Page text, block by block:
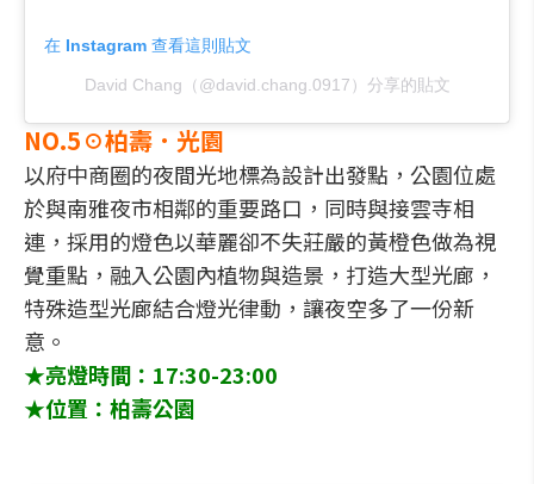
在 Instagram 查看這則貼文
David Chang（@david.chang.0917）分享的貼文
NO.5☉柏壽．光園
以府中商圈的夜間光地標為設計出發點，公園位處
於與南雅夜市相鄰的重要路口，同時與接雲寺相
連，採用的燈色以華麗卻不失莊嚴的黃橙色做為視
覺重點，融入公園內植物與造景，打造大型光廊，
特殊造型光廊結合燈光律動，讓夜空多了一份新
意。
★亮燈時間：17:30-23:00
★位置：柏壽公園